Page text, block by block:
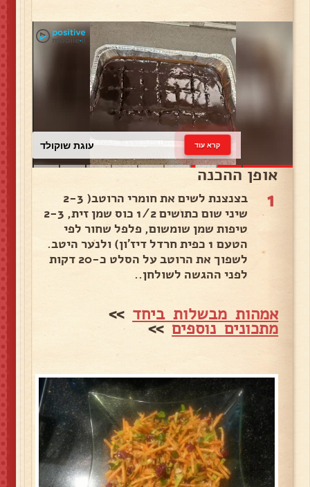
עוגת שוקולד קרא עוד
אופן ההכנה
1
בצנצנת לשים את חומרי הרוטב( 2-3
שיני שום כתושים 1/2 כוס שמן זית, 2-3
טיפות שמן שומשום, פלפל שחור לפי
הטעם 1 כפית חרדל דיז'ון) ולנער היטב.
לשפוך את הרוטב על הסלט כ-20 דקות
לפני ההגשה לשולחן..
אמהות מבשלות ביחד >>
מתכונים נוספים>>